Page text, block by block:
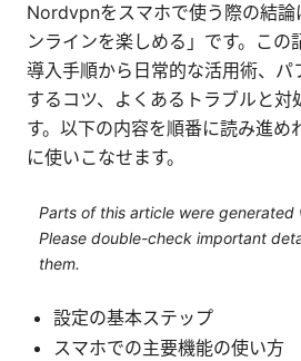
Nordvpnをスマホで使う際の結論
ンラインを楽しめる」です。この
導入手順から日常的な活用術、パ
するコツ、よくあるトラブルと対
す。以下の内容を順番に読み進め
に使いこなせます。
Parts of this article were generated
Please double-check important
them.
設定の基本ステップ
スマホでの主要機能の使い方